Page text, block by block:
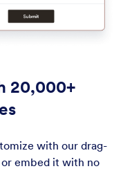
20,000+
with our drag-
embed it with no